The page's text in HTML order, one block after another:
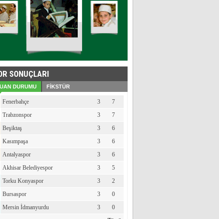
SONUÇLARI
DURUMU FİKSTÜR
Fenerbahçe 3 7
Trabzonspor 3 7
Beşiktaş 3 6
Kasımpaşa 3 6
Antalyaspor 3 6
Akhisar Belediyespor 3 5
Torku Konyaspor 3 2
Bursaspor 3 0
Mersin İdmanyurdu 3
0